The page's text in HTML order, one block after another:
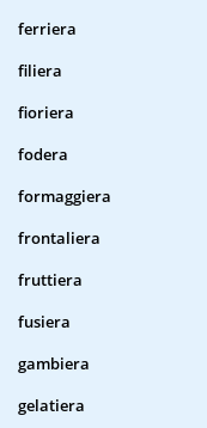
ferriera
filiera
fioriera
fodera
formaggiera
frontaliera
fruttiera
fusiera
gambiera
gelatiera